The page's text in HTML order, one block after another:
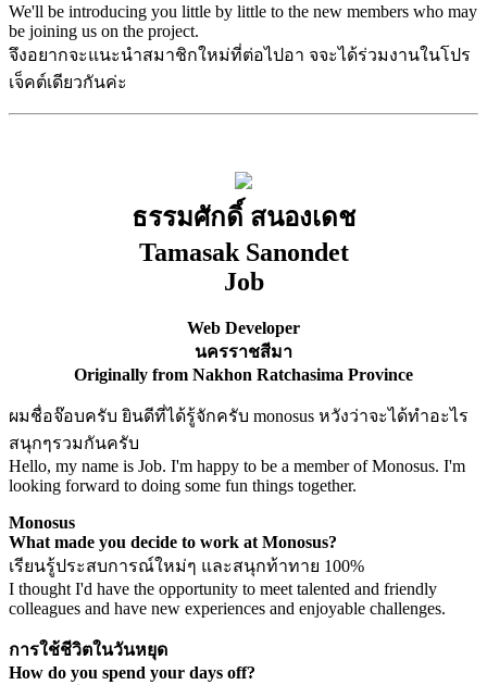
We'll be introducing you little by little to the new members who may
be joining us on the project.
จึงอยากจะแนะนำสมาชิกใหม่ที่ต่อไปอา จจะได้ร่วมงานในโปร
เจ็คต์เดียวกันค่ะ
ธรรมศักดิ์ สนองเดช
Tamasak Sanondet
Job
Web Developer
นครราชสีมา
Originally from Nakhon Ratchasima Province
ผมชื่อจ๊อบครับ ยินดีที่ได้รู้จักครับ monosus หวังว่าจะได้ทำอะไร
สนุกๆรวมกันครับ
Hello, my name is Job. I'm happy to be a member of Monosus. I'm
looking forward to doing some fun things together.
Monosus
What made you decide to work at Monosus?
เรียนรู้ประสบการณ์ใหม่ๆ และสนุกท้าทาย 100%
I thought I'd have the opportunity to meet talented and friendly
colleagues and have new experiences and enjoyable challenges.
การใช้ชีวิตในวันหยุด
How do you spend your days off?